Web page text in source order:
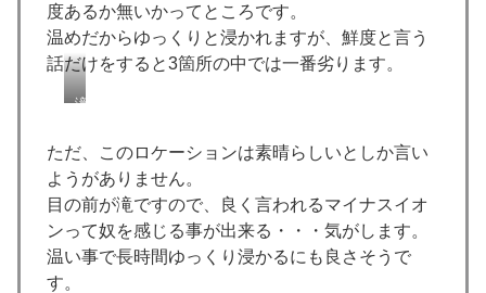
度あるか無いかってところです。
温めだからゆっくりと浸かれますが、鮮度と言う
話だけをすると3箇所の中では一番劣ります。
滝
の
湯
か
ら
見
下
ろ
ただ、このロケーションは素晴らしいとしか言い
ようがありません。
目の前が滝ですので、良く言われるマイナスイオ
ンって奴を感じる事が出来る・・・気がします。
温い事で長時間ゆっくり浸かるにも良さそうで
す。